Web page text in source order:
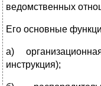
ведомственных
Его основные
а)
инструкция);